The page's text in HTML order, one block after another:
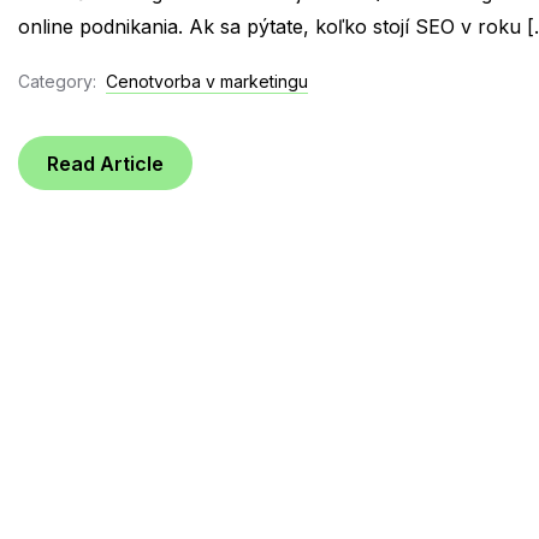
online podnikania. Ak sa pýtate, koľko stojí SEO v roku
Category: Cenotvorba v marketingu
Read Article